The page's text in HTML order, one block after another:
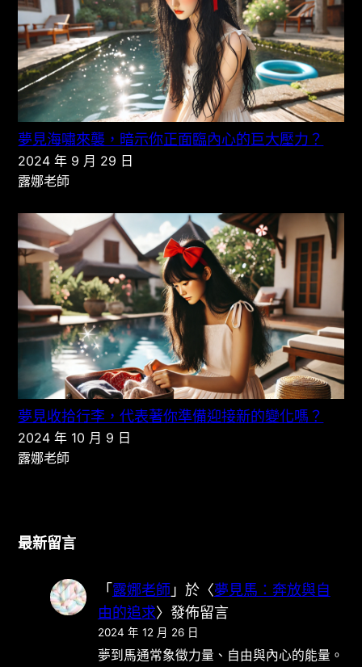
夢見海嘯來襲，暗示你正面臨內心的巨大壓力？
2024 年 9 月 29 日
露娜老師
夢見收拾行李，代表著你準備迎接新的變化嗎？
2024 年 10 月 9 日
露娜老師
最新留言
「露娜老師」於〈夢見馬：奔放與自
由的追求〉發佈留言
2024 年 12 月 26 日
夢到馬通常象徵力量、自由與內心的能量。